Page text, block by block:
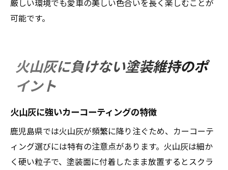
厳しい環境でも愛車の美しい色合いを長く楽しむことが
可能です。
火山灰に負けない塗装維持のポ
イント
火山灰に強いカーコーティングの特徴
鹿児島県では火山灰が頻繁に降り注ぐため、カーコーテ
ィング選びには特有の注意点があります。火山灰は細か
く硬い粒子で、塗装面に付着したまま放置するとスクラ